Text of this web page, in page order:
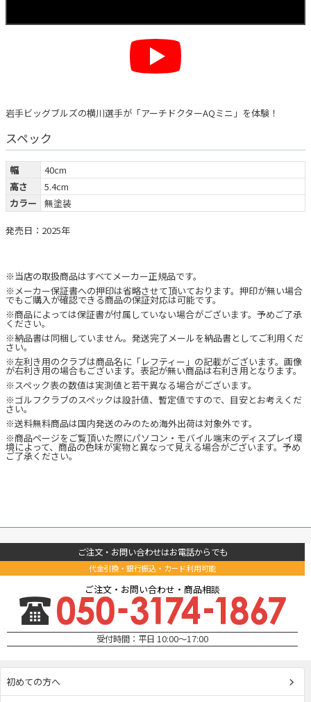
岩手ビッグブルズの横川選手が「アーチドクターAQミニ」を体験！
スペック
幅
40cm
高さ
5.4cm
カラー
無塗装
発売日：2025年
※当店の取扱商品はすべてメーカー正規品です。
※メーカー保証書への押印は省略させて頂いております。押印が無い場合
でもご購入が確認できる商品の保証対応は可能です。
※商品によっては保証書が付属していない場合がございます。予めご了承
ください。
※納品書は同梱していません。発送完了メールを納品書としてご利用くだ
さい。
※左利き用のクラブは商品名に「レフティー」の記載がございます。画像
が右利き用の場合もございます。表記が無い商品は右利き用となります。
※スペック表の数値は実測値と若干異なる場合がございます。
※ゴルフクラブのスペックは設計値、暫定値ですので、目安とお考えくだ
さい。
※送料無料商品は国内発送のみのため海外出荷は対象外です。
※商品ページをご覧頂いた際にパソコン・モバイル端末のディスプレイ環
境によって、商品の色味が実物と異なって見える場合がございます。予め
ご了承ください。
ご注文・お問い合わせはお電話からでも
代金引換・銀行振込・カード利用可能
ご注文・お問い合わせ・商品相談
受付時間：平日 10:00～17:00
初めての方へ